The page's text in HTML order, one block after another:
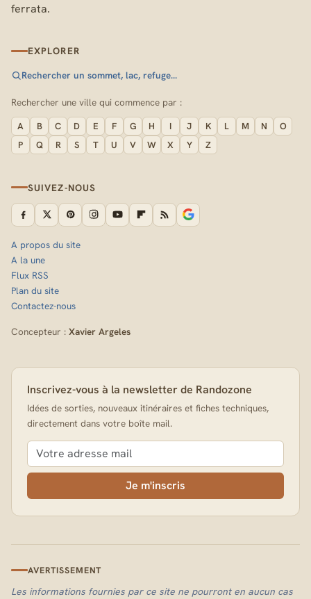
ferrata.
EXPLORER
Rechercher un sommet, lac, refuge…
Rechercher une ville qui commence par :
A B C D E F G H I J K L M N
O
P
Q R S T U V W X Y Z
SUIVEZ-NOUS
A propos du site
A la une
Flux RSS
Plan du site
Contactez-nous
Concepteur : Xavier Argeles
Inscrivez-vous à la newsletter de Randozone
Idées de sorties, nouveaux itinéraires et fiches techniques,
directement dans votre boîte mail.
Je m'inscris
AVERTISSEMENT
Les informations fournies par ce site ne pourront en aucun cas